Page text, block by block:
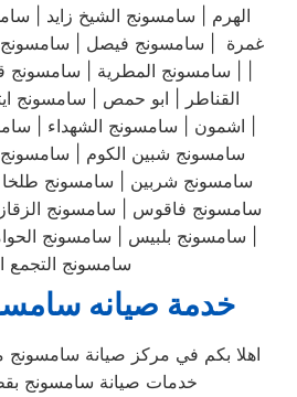
الهرم | سامسونج الشيخ زايد |
غمرة | سامسونج فيصل | سامسونج
| | سامسونج المطرية |
القناطر | ابو حمص | سامسونج
سامسونج شبين الكوم |
سامسونج شربين | سامسونج طلخا |
سامسونج فاقوس | سامسونج
| سامسونج بلبيس | سامسونج
سامسونج التجمع
خدمة صيانه
اهلا بكم في مركز صيانة سامسونج
خدمات صيانة سامسونج